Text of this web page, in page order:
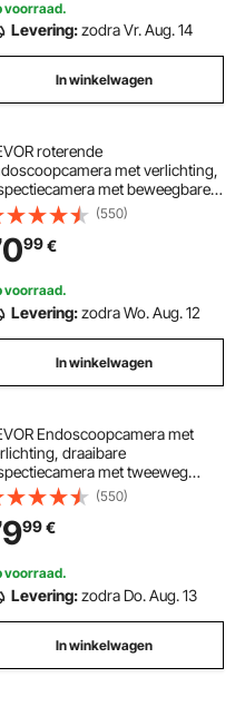
voorraad.
Levering:zodra Vr. Aug. 14
In winkelwagen
roterende
met verlichting,
met beweegbare
in twee richtingen, IP67
pijpcamera met 4,3
display, 1,5 m kabel, 2600
batterij, 8 mm
voor auto en
(550)
99€
voorraad.
Levering:zodra Wo. Aug. 12
In winkelwagen
Endoscoopcamera met
draaibare
met tweeweg
kop, IP67 waterdichte
met 4,3 inch display, 1,5
2600 mAh batterij, 6,2
borescopecamera voor auto en
(550)
99€
voorraad.
Levering:zodra Do. Aug. 13
In winkelwagen